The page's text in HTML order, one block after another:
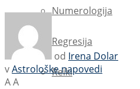
Numerologija
Regresija
Reiki
od Irena Dolar
vAstrološke napovedi
AA